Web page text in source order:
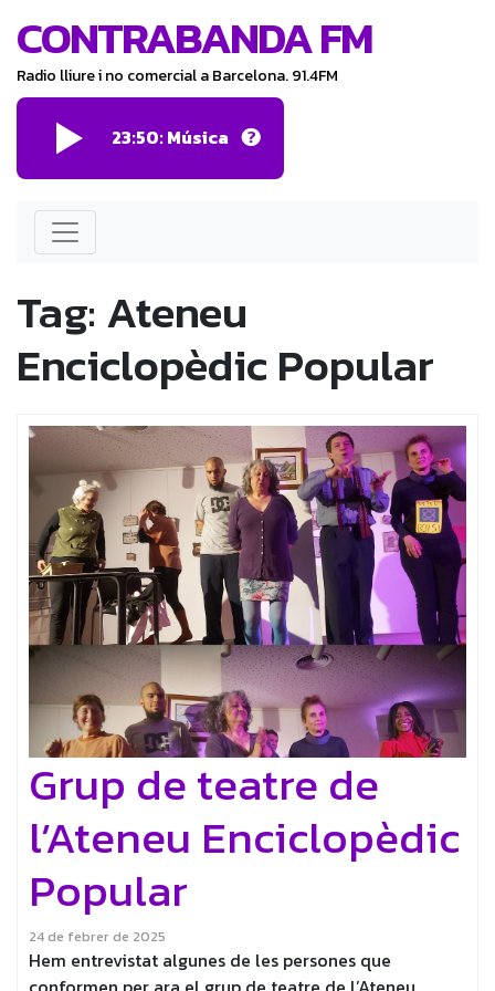
CONTRABANDA FM
Radio lliure i no comercial a Barcelona. 91.4FM
23:50: Música
Tag: Ateneu
Enciclopèdic Popular
Grup de teatre de
l’Ateneu Enciclopèdic
Popular
24 de febrer de 2025
Hem entrevistat algunes de les persones que